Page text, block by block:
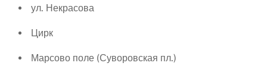
ул. Некрасова
Цирк
Марсово поле (Суворовская пл.)